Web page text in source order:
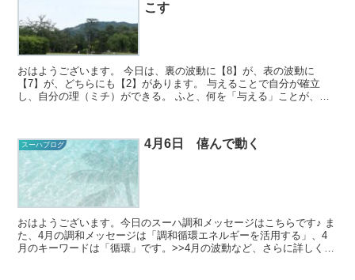
こす
おはようございます。 今日は、裏の波動に【8】が、表の波動に
【7】が、どちらにも【2】があります。 与えることで自分が確立
し、自分の理（ミチ）ができる。 ふと、何を「与える」ことが、自
スーハブログ 4月6日 僖んで動く
おはようございます。今日のスーハ調和メッセージはこちらです♪ ま
た、4月の調和メッセージは「調和循環エネルギーを活用する」、4
月のキーワードは「循環」です。>>4月の波動など、さらに詳しくは